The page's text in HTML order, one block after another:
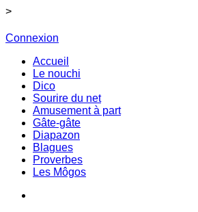
>
Connexion
Accueil
Le nouchi
Dico
Sourire du net
Amusement à part
Gâte-gâte
Diapazon
Blagues
Proverbes
Les Môgos